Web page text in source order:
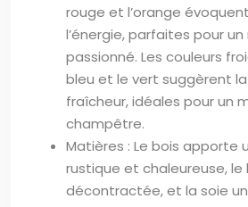
rouge et l’orange
l’énergie, parfaites pour
passionné. Les couleurs
bleu et le vert suggèrent
fraîcheur, idéales pour un
champêtre.
Matières : Le bois apporte
rustique et chaleureuse, le
décontractée, et la soie